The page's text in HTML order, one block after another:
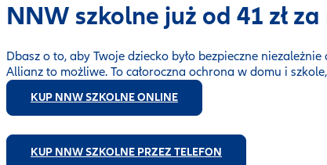
NNW szkolne już od 41 zł
Dbasz o to, aby Twoje dziecko było bezpieczne
Allianz to możliwe. To całoroczna ochrona w domu i
KUP NNW SZKOLNE ONLINE
KUP NNW SZKOLNE PRZEZ TELEFON